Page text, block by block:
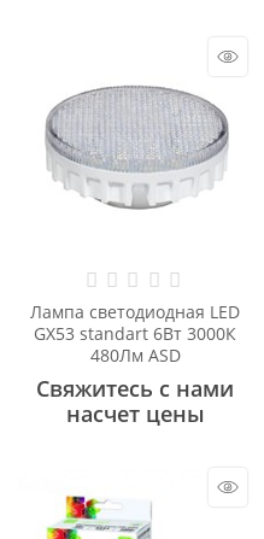
Лампа светодиодная LED
GX53 standart 6Вт 3000К
480Лм ASD
Свяжитесь с нами
насчет цены